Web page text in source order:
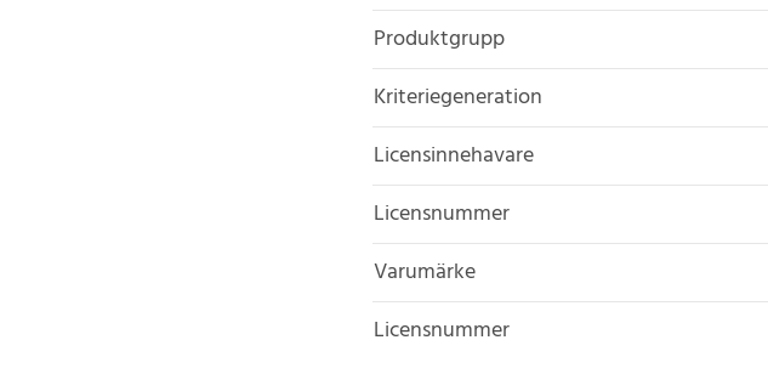
Produktgrupp
Kriteriegeneration
Licensinnehavare
Licensnummer
Varumärke
Licensnummer